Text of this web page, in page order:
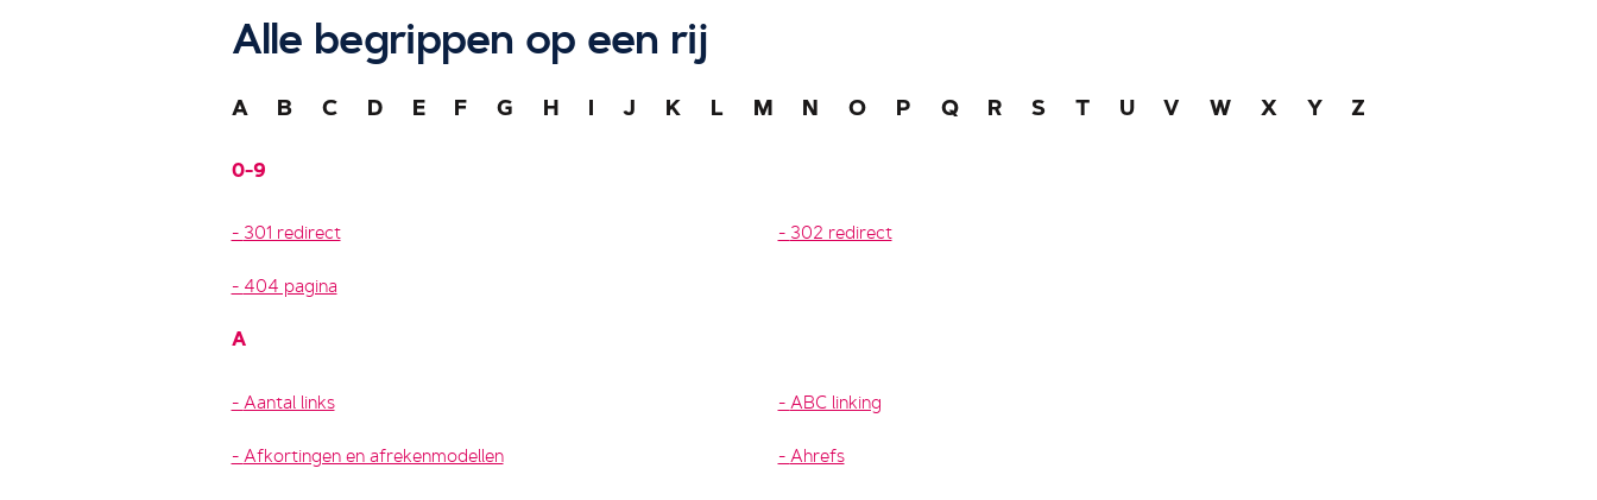
Alle begrippen op een rij
A B C D E F G H I J K L M N O P Q R S T U V W X Y Z
0-9
301 redirect 302 redirect
404 pagina
A
Aantal links ABC linking
Afkortingen en afrekenmodellen Ahrefs